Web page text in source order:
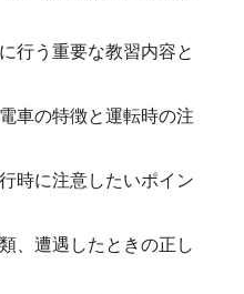
行う重要な教習内容と
車の特徴と運転時の注
時に注意したいポイン
、遭遇したときの正し